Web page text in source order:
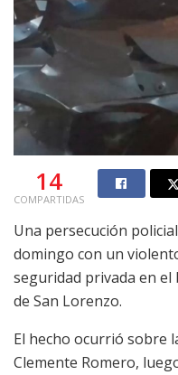
14
COMPARTIDAS
Una persecución
domingo con un
seguridad privada en el
de San Lorenzo.
El hecho ocurrió sobre
Clemente Romero,